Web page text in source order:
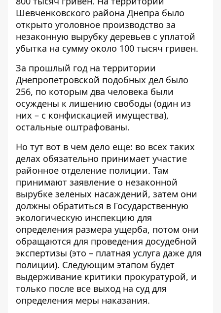
Шевченковского района Днепра было
открыто уголовное производство за
незаконную вырубку деревьев с уплатой
убытка на сумму около 100 тысяч гривен.
За прошлый год на территории
Днепропетровской подобных дел было
256, по которым два человека были
осуждены к лишению свободы (один из
них – с конфискацией имущества),
остальные оштрафованы.
Но тут вот в чем дело еще: во всех таких
делах обязательно принимает участие
районное отделение полиции. Там
принимают заявление о незаконной
вырубке зеленых насаждений, затем они
должны обратиться в Государственную
экологическую инспекцию для
определения размера ущерба, потом они
обращаются для проведения досудебной
экспертизы (это – платная услуга даже для
полиции). Следующим этапом будет
выдерживание критики прокуратурой, и
только после все выход на суд для
определения меры наказания.